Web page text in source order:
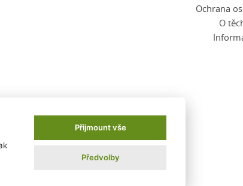
Ochrana
O
© PSoIT
Přijmount vše
Předvolby